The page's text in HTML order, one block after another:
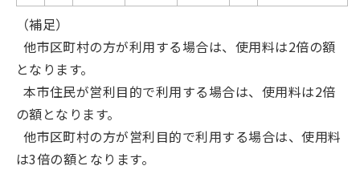
（補足）
他市区町村の方が利用する場合は、使用料は2倍の額
となります。
本市住民が営利目的で利用する場合は、使用料は2倍
の額となります。
他市区町村の方が営利目的で利用する場合は、使用料
は3倍の額となります。